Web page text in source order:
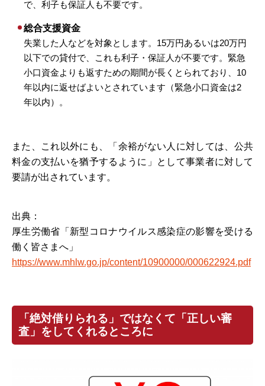
で、利子も保証人も不要です。
総合支援資金
失業した人などを対象とします。15万円あるいは20万円
以下での貸付で、これも利子・保証人が不要です。緊急
小口資金よりも返すための期間が長くとられており、10
年以内に返せばよいとされています（緊急小口資金は2
年以内）。
また、これ以外にも、「余裕がない人に対しては、公共
料金の支払いを猶予するように」として事業者に対して
要請が出されています。
出典：
厚生労働省「新型コロナウイルス感染症の影響を受ける
働く皆さまへ」
https://www.mhlw.go.jp/content/10900000/000622924.pdf
「絶対借りられる」ではなくて「正しい審
査」をしてくれるところに